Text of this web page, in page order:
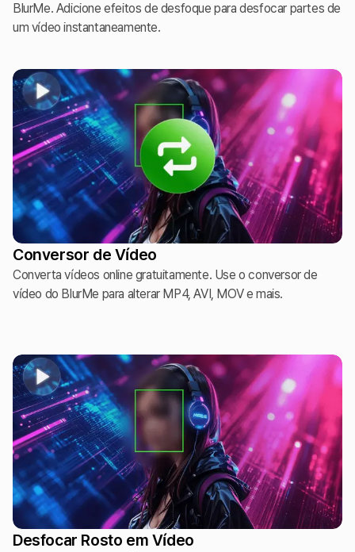
BlurMe. Adicione efeitos de desfoque para desfocar partes de
um vídeo instantaneamente.
Conversor de Vídeo
Converta vídeos online gratuitamente. Use o conversor de
vídeo do BlurMe para alterar MP4, AVI, MOV e mais.
Desfocar Rosto em Vídeo